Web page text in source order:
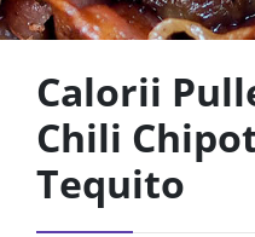
Calorii
Chili
Tequito